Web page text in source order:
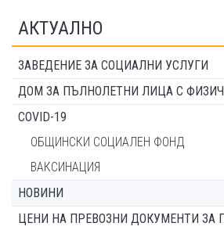
АКТУАЛНО
ЗАВЕДЕНИЕ ЗА СОЦИАЛНИ УСЛУГИ
ДОМ ЗА ПЪЛНОЛЕТНИ ЛИЦА С
COVID-19
ОБЩИНСКИ СОЦИАЛЕН ФОНД
ВАКСИНАЦИЯ
НОВИНИ
ЦЕНИ НА ПРЕВОЗНИ ДОКУМЕНТИ ЗА